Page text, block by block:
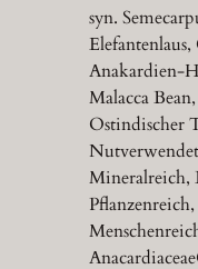
syn.
Anakardien-
Malacca
Ostindischer
Mineralreich,